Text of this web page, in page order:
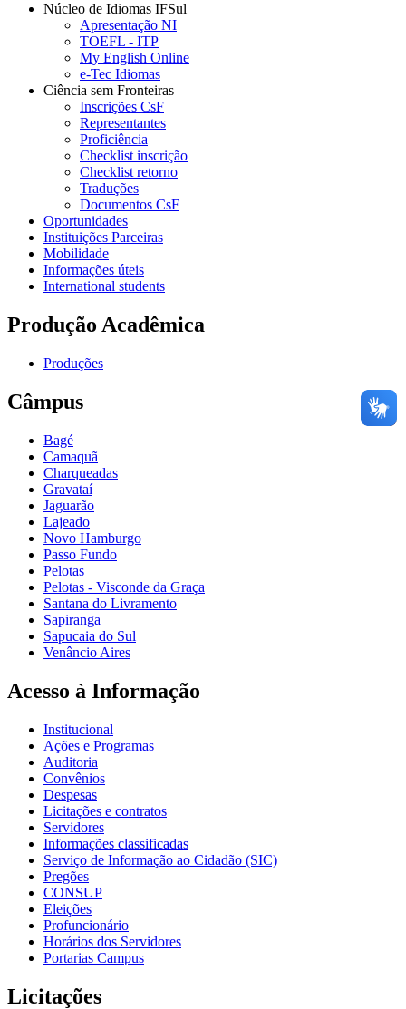
Núcleo de Idiomas IFSul
Apresentação NI
TOEFL - ITP
My English Online
e-Tec Idiomas
Ciência sem Fronteiras
Inscrições CsF
Representantes
Proficiência
Checklist inscrição
Checklist retorno
Traduções
Documentos CsF
Oportunidades
Instituições Parceiras
Mobilidade
Informações úteis
International students
Produção Acadêmica
Produções
Câmpus
Bagé
Camaquã
Charqueadas
Gravataí
Jaguarão
Lajeado
Novo Hamburgo
Passo Fundo
Pelotas
Pelotas - Visconde da Graça
Santana do Livramento
Sapiranga
Sapucaia do Sul
Venâncio Aires
Acesso à Informação
Institucional
Ações e Programas
Auditoria
Convênios
Despesas
Licitações e contratos
Servidores
Informações classificadas
Serviço de Informação ao Cidadão (SIC)
Pregões
CONSUP
Eleições
Profuncionário
Horários dos Servidores
Portarias Campus
Licitações